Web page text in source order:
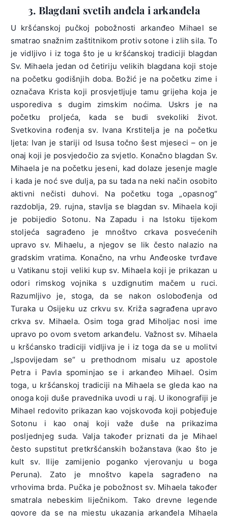
3. Blagdani svetih anđela i arkanđela
U kršćanskoj pučkoj pobožnosti arkanđeo Mihael se
smatrao snažnim zaštitnikom protiv sotone i zlih sila. To
je vidljivo i iz toga što je u kršćanskoj tradiciji blagdan
Sv. Mihaela jedan od četiriju velikih blagdana koji stoje
na početku godišnjih doba. Božić je na početku zime i
označava Krista koji prosvjetljuje tamu grijeha koja je
usporediva s dugim zimskim noćima. Uskrs je na
početku proljeća, kada se budi svekoliki život.
Svetkovina rođenja sv. Ivana Krstitelja je na početku
ljeta: Ivan je stariji od Isusa točno šest mjeseci – on je
onaj koji je posvjedočio za svjetlo. Konačno blagdan Sv.
Mihaela je na početku jeseni, kad dolaze jesenje magle
i kada je noć sve dulja, pa su tada na neki način osobito
aktivni nečisti duhovi. Na početku toga „opasnog“
razdoblja, 29. rujna, stavlja se blagdan sv. Mihaela koji
je pobijedio Sotonu. Na Zapadu i na Istoku tijekom
stoljeća sagrađeno je mnoštvo crkava posvećenih
upravo sv. Mihaelu, a njegov se lik često nalazio na
gradskim vratima. Konačno, na vrhu Anđeoske tvrđave
u Vatikanu stoji veliki kup sv. Mihaela koji je prikazan u
odori rimskog vojnika s uzdignutim mačem u ruci.
Razumljivo je, stoga, da se nakon oslobođenja od
Turaka u Osijeku uz crkvu sv. Križa sagrađena upravo
crkva sv. Mihaela. Osim toga grad Miholjac nosi ime
upravo po ovom svetom arkanđelu. Važnost sv. Mihaela
u kršćansko tradiciji vidljiva je i iz toga da se u molitvi
„Ispovijedam se“ u prethodnom misalu uz apostole
Petra i Pavla spominjao se i arkanđeo Mihael. Osim
toga, u kršćanskoj tradiciji na Mihaela se gleda kao na
onoga koji duše pravednika uvodi u raj. U ikonografiji je
Mihael redovito prikazan kao vojskovođa koji pobjeđuje
Sotonu i kao onaj koji važe duše na prikazima
posljednjeg suda. Valja također priznati da je Mihael
često supstitut pretkršćanskih božanstava (kao što je
kult sv. Ilije zamijenio poganko vjerovanju u boga
Peruna). Zato je mnoštvo kapela sagrađeno na
vrhovima brda. Pučka je pobožnost sv. Mihaela također
smatrala nebeskim liječnikom. Tako drevne legende
govore da se na mjestu ukazanja arkanđela Mihaela